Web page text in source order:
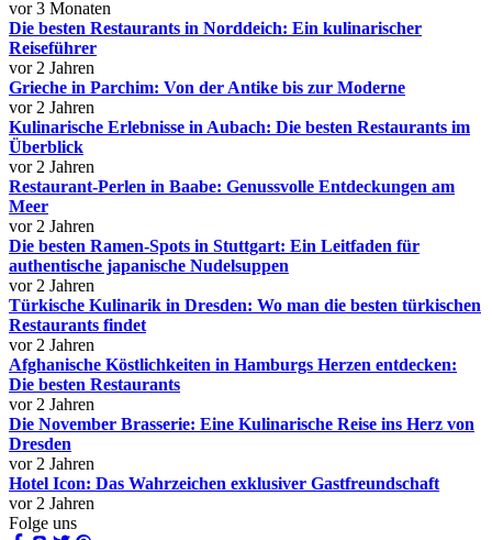
vor 3 Monaten
Die besten Restaurants in Norddeich: Ein kulinarischer
Reiseführer
vor 2 Jahren
Grieche in Parchim: Von der Antike bis zur Moderne
vor 2 Jahren
Kulinarische Erlebnisse in Aubach: Die besten Restaurants im
Überblick
vor 2 Jahren
Restaurant-Perlen in Baabe: Genussvolle Entdeckungen am
Meer
vor 2 Jahren
Die besten Ramen-Spots in Stuttgart: Ein Leitfaden für
authentische japanische Nudelsuppen
vor 2 Jahren
Türkische Kulinarik in Dresden: Wo man die besten türkischen
Restaurants findet
vor 2 Jahren
Afghanische Köstlichkeiten in Hamburgs Herzen entdecken:
Die besten Restaurants
vor 2 Jahren
Die November Brasserie: Eine Kulinarische Reise ins Herz von
Dresden
vor 2 Jahren
Hotel Icon: Das Wahrzeichen exklusiver Gastfreundschaft
vor 2 Jahren
Folge uns